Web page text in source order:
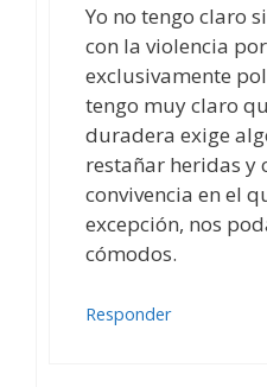
Yo no tengo claro
con la violencia
exclusivamente
tengo muy claro
duradera exige
restañar heridas y
convivencia en el
excepción, nos
cómodos.
Responder